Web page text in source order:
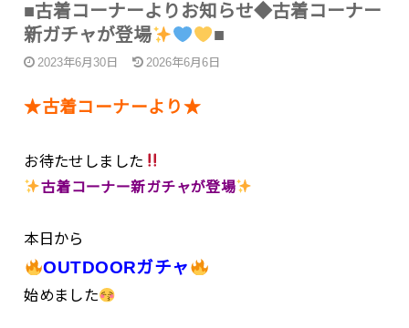
■古着コーナーよりお知らせ◆古着コーナー
新ガチャが登場
■
2023年6月30日 2026年6月6日
★古着コーナーより★
お待たせしました
古着コーナー新ガチャが登場
本日から
OUTDOORガチャ
始めました